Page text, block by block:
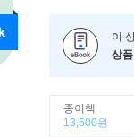
이
상품
종이책
13,500원